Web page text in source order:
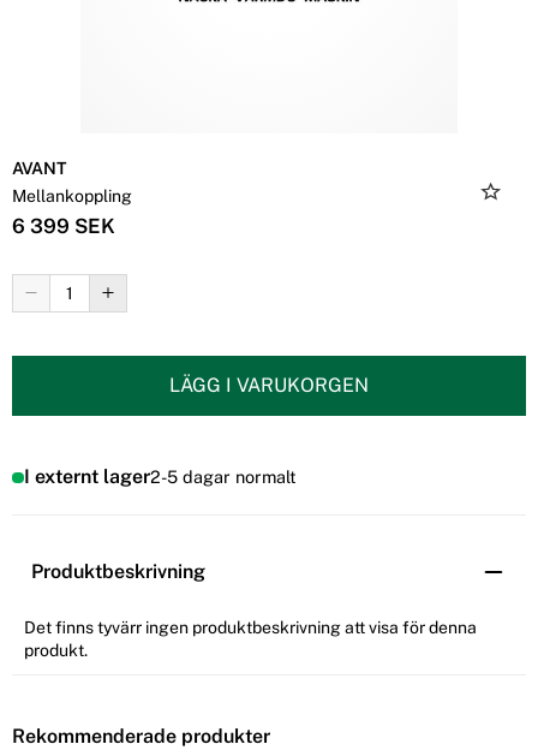
AVANT
Mellankoppling
6 399 SEK
LÄGG I VARUKORGEN
I externt lager2-5 dagar normalt
Produktbeskrivning
Det finns tyvärr ingen produktbeskrivning att visa för denna
produkt.
Rekommenderade produkter